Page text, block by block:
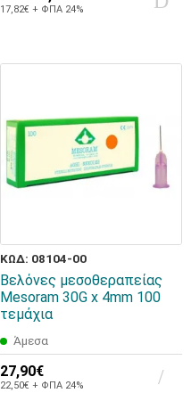
17,82€ + ΦΠΑ 24%
ΚΩΔ: 08104-00
Βελόνες μεσοθεραπείας
Mesoram 30G x 4mm 100
τεμάχια
Άμεσα
27,90€
22,50€ + ΦΠΑ 24%